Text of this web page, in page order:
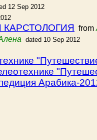
12 Sep 2012
КАРСТОЛОГИЯ from
dated 10 Sep 2012
Арабика-